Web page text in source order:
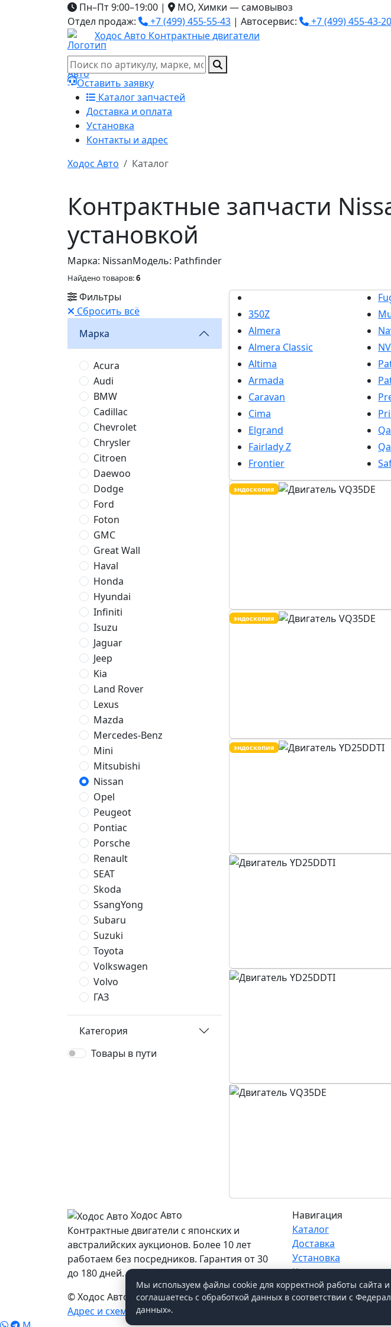
Пн–Пт 9:00–19:00 |
МО, Химки — самовывоз
Отдел продаж:
+7 (499) 455-55-43 | Автосервис: +7 (499) 455-43-20
Ходос Авто Контрактные двигатели
Оставить заявку
Каталог запчастей
Доставка и оплата
Установка
Контакты и адрес
Ходос Авто
Каталог
Контрактные запчасти
установкой
Марка: NissanМодель: Pathfinder
Найдено товаров:6
Фильтры
Сбросить всё
Марка
Acura
Audi
BMW
Cadillac
Chevrolet
Chrysler
Citroen
Daewoo
Dodge
Ford
Foton
GMC
Great Wall
Haval
Honda
Hyundai
Infiniti
Isuzu
Jaguar
Jeep
Kia
Land Rover
Lexus
Mazda
Mercedes-Benz
Mini
Mitsubishi
Nissan
Opel
Peugeot
Pontiac
Porsche
Renault
SEAT
Skoda
SsangYong
Subaru
Suzuki
Toyota
Volkswagen
Volvo
ГАЗ
Категория
Товары в пути
350Z
Almera
Almera Classic
Altima
Armada
Caravan
Cima
Elgrand
Fairlady Z
Frontier
NV
эндоскопия
эндоскопия
эндоскопия
Ходос Авто
Контрактные двигатели с японских и
австралийских аукционов. Более 10 лет
работаем без посредников. Гарантия от 30
до 180 дней.
Навигация
Каталог
Доставка
Установка
Контакты
© Ходос Авто, 2026. Все права защищены.
Адрес и схема проезда
Мы используем файлы cookie для корректной работы сайта
соглашаетесь с обработкой данных в соответствии с
данных».